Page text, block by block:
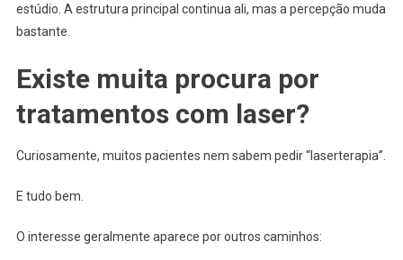
estúdio. A estrutura principal continua ali, mas a percepção muda
bastante.
Existe muita procura por
tratamentos com laser?
Curiosamente, muitos pacientes nem sabem pedir “laserterapia”.
E tudo bem.
O interesse geralmente aparece por outros caminhos: